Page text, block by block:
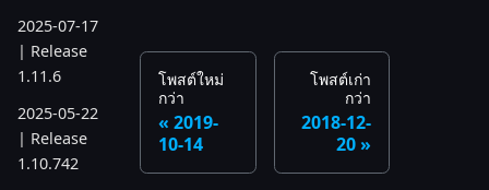
2025-07-17
| Release
1.11.6
2025-05-22
| Release
1.10.742
โพสต์ใหม่
กว่า
2019-
10-14
โพสต์เก่า
กว่า
2018-12-
20